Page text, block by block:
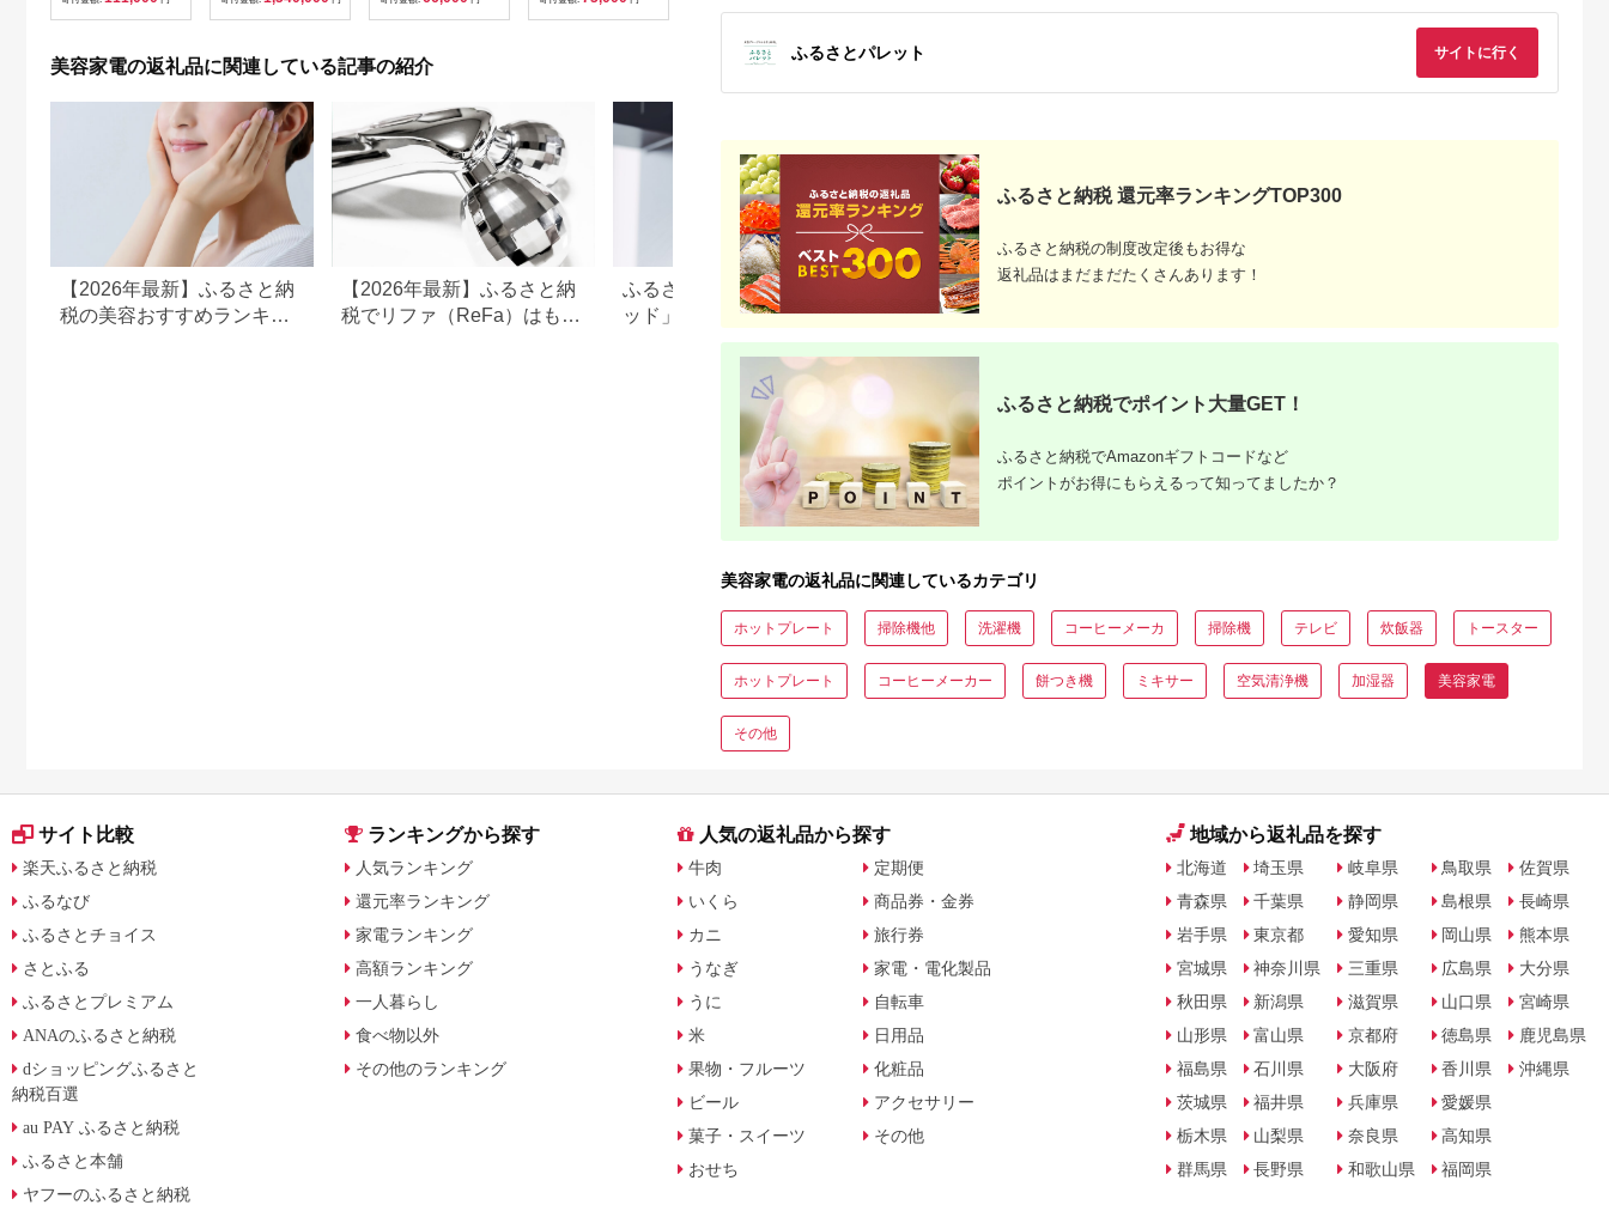
スパ 美顔器 マッサー
カルプ ボディ 全身 防
水 美容 美容家電 福岡
市 福岡
[RD931LBK タニタ
ナースキャンデュアル
ブラック 体重計]
っかりマッサージ！簡
レ エクササイズ 日用
ユーピー 茨城県 五霞
町【価格改定】
美容家電の返礼品に関連している記事の紹介
【2026年最新】ふるさと納
税の美容おすすめランキン
【2026年最新】ふるさと納
税でリファ（ReFa）はもら
ふるさと納税「シャワーヘ
ッド」おすすめランキン
グ！リファやミラブルも
【2026年最新】ふるさとプ
レミアムを徹底解剖。良い
点、悪い点を解説
ふるさとパレット サイトに行く
ふるさと納税 還元率ランキングTOP300
ふるさと納税の制度改定後もお得な
返礼品はまだまだたくさんあります！
ふるさと納税でポイント大量GET！
ふるさと納税でAmazonギフトコードなど
ポイントがお得にもらえるって知ってましたか？
美容家電の返礼品に関連しているカテゴリ
ホットプレート 掃除機他 洗濯機 コーヒーメーカ 掃除機 テレビ 炊飯器 トースター
ホットプレート コーヒーメーカー 餅つき機 ミキサー 空気清浄機 加湿器 美容家電
その他
サイト比較
楽天ふるさと納税
ふるなび
ふるさとチョイス
さとふる
ふるさとプレミアム
ANAのふるさと納税
dショッピングふるさと
納税百選
au PAY ふるさと納税
ふるさと本舗
ヤフーのふるさと納税
ランキングから探す
人気ランキング
還元率ランキング
家電ランキング
高額ランキング
一人暮らし
食べ物以外
その他のランキング
人気の返礼品から探す
牛肉
いくら
カニ
うなぎ
うに
米
果物・フルーツ
ビール
菓子・スイーツ
おせち
定期便
商品券・金券
旅行券
家電・電化製品
自転車
日用品
化粧品
アクセサリー
その他
地域から返礼品を探す
北海道
青森県
岩手県
宮城県
秋田県
山形県
福島県
茨城県
栃木県
群馬県
埼玉県
千葉県
東京都
神奈川県
新潟県
富山県
石川県
福井県
山梨県
長野県
岐阜県
静岡県
愛知県
三重県
滋賀県
京都府
大阪府
兵庫県
奈良県
和歌山県
鳥取県
島根県
岡山県
広島県
山口県
徳島県
香川県
愛媛県
高知県
福岡県
佐賀県
長崎県
熊本県
大分県
宮崎県
鹿児島県
沖縄県